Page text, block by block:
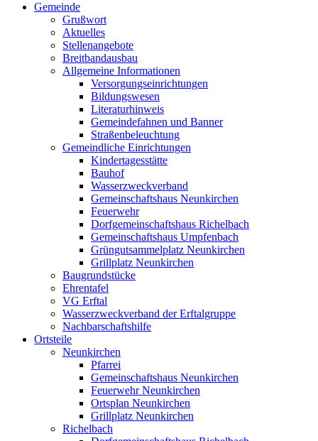
Gemeinde
Grußwort
Aktuelles
Stellenangebote
Breitbandausbau
Allgemeine Informationen
Versorgungseinrichtungen
Bildungswesen
Literaturhinweis
Gemeindefahnen und Banner
Straßenbeleuchtung
Gemeindliche Einrichtungen
Kindertagesstätte
Bauhof
Wasserzweckverband
Gemeinschaftshaus Neunkirchen
Feuerwehr
Dorfgemeinschaftshaus Richelbach
Gemeinschaftshaus Umpfenbach
Grüngutsammelplatz Neunkirchen
Grillplatz Neunkirchen
Baugrundstücke
Ehrentafel
VG Erftal
Wasserzweckverband der Erftalgruppe
Nachbarschaftshilfe
Ortsteile
Neunkirchen
Pfarrei
Gemeinschaftshaus Neunkirchen
Feuerwehr Neunkirchen
Ortsplan Neunkirchen
Grillplatz Neunkirchen
Richelbach